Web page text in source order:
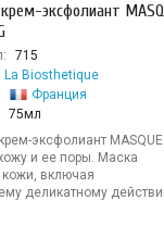
эксфолиант
715
La Biosthetique
Франция
75мл
эксфолиант MASQUE
и ее поры. Маска
включая
деликатному